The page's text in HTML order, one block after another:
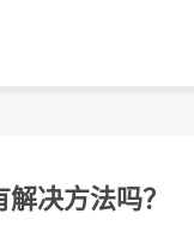
决方法吗？